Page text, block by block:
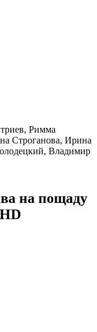
Римма
Строганова, Ирина
Владимир
на пощаду